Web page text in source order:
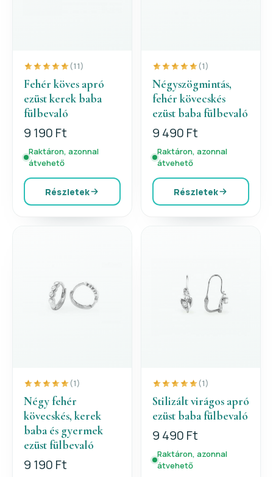
(11)
Fehér köves apró
ezüst kerek baba
fülbevaló
9 190 Ft
Raktáron, azonnal
átvehető
Részletek
(1)
Négyszögmintás,
fehér kövecskés
ezüst baba fülbevaló
9 490 Ft
Raktáron, azonnal
átvehető
Részletek
(1)
Négy fehér
kövecskés, kerek
baba és gyermek
ezüst fülbevaló
9 190 Ft
(1)
Stilizált virágos apró
ezüst baba fülbevaló
9 490 Ft
Raktáron, azonnal
átvehető